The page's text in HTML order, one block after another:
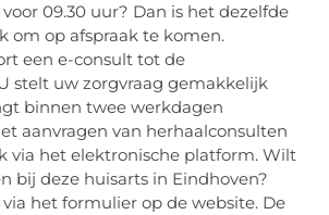
09.30 uur? Dan is het dezelfde
om op afspraak te komen.
een e-consult tot de
stelt uw zorgvraag gemakkelijk
binnen twee werkdagen
aanvragen van herhaalconsulten
via het elektronische platform. Wilt
bij deze huisarts in Eindhoven?
het formulier op de website. De